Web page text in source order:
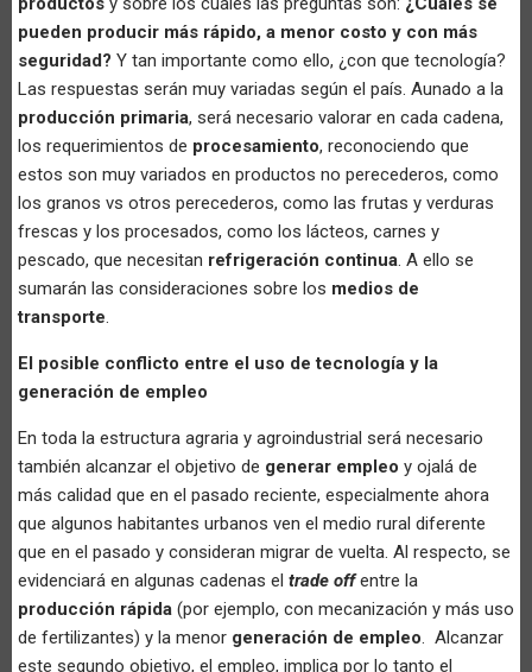
pueden producir más rápido, a menor costo y con más
seguridad? Y tan importante como ello, ¿con que tecnología?
Las respuestas serán muy variadas según el país. Aunado a la
producción primaria, será necesario valorar en cada cadena,
los requerimientos de procesamiento, reconociendo que
estos son muy variados en productos no perecederos, como
los granos vs otros perecederos, como las frutas y verduras
frescas y los procesados, como los lácteos, carnes y
pescado, que necesitan refrigeración continua. A ello se
sumarán las consideraciones sobre los medios de
transporte.
El posible conflicto entre el uso de tecnología y la
generación de empleo
En toda la estructura agraria y agroindustrial será necesario
también alcanzar el objetivo de generar empleo y ojalá de
más calidad que en el pasado reciente, especialmente ahora
que algunos habitantes urbanos ven el medio rural diferente
que en el pasado y consideran migrar de vuelta. Al respecto, se
evidenciará en algunas cadenas el trade offentre la
producción rápida (por ejemplo, con mecanización y más uso
de fertilizantes) y la menor generación de empleo. Alcanzar
este segundo objetivo, el empleo, implica por lo tanto el